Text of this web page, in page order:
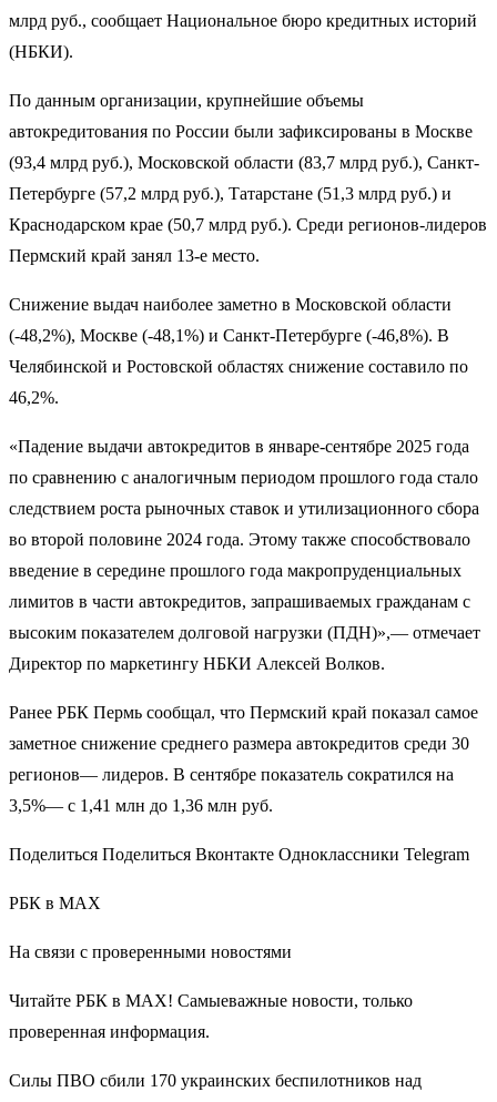
млрд руб., сообщает Национальное бюро кредитных историй
(НБКИ).
По данным организации, крупнейшие объемы
автокредитования по России были зафиксированы в Москве
(93,4 млрд руб.), Московской области (83,7 млрд руб.), Санкт-
Петербурге (57,2 млрд руб.), Татарстане (51,3 млрд руб.) и
Краснодарском крае (50,7 млрд руб.). Среди регионов-лидеров
Пермский край занял 13-е место.
Снижение выдач наиболее заметно в Московской области
(-48,2%), Москве (-48,1%) и Санкт-Петербурге (-46,8%). В
Челябинской и Ростовской областях снижение составило по
46,2%.
«Падение выдачи автокредитов в январе-сентябре 2025 года
по сравнению с аналогичным периодом прошлого года стало
следствием роста рыночных ставок и утилизационного сбора
во второй половине 2024 года. Этому также способствовало
введение в середине прошлого года макропруденциальных
лимитов в части автокредитов, запрашиваемых гражданам с
высоким показателем долговой нагрузки (ПДН)»,— отмечает
Директор по маркетингу НБКИ Алексей Волков.
Ранее РБК Пермь сообщал, что Пермский край показал самое
заметное снижение среднего размера автокредитов среди 30
регионов— лидеров. В сентябре показатель сократился на
3,5%— с 1,41 млн до 1,36 млн руб.
Поделиться Поделиться Вконтакте Одноклассники Telegram
РБК в MAX
На связи с проверенными новостями
Читайте РБК в MAX! Самыеважные новости, только
проверенная информация.
Силы ПВО сбили 170 украинских беспилотников над